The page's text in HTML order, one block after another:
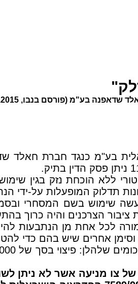
בע"מ כנגד חברת חאלד
ללא הוכחת נזק בגין
המופעלות על-ידי
שימוש בשם המסחרי
הצרכנים והיה כרוך
לכל אחת מן הנתבעות
אחרים שיש בהם כדי
צו מניעה אשר לא ניתן